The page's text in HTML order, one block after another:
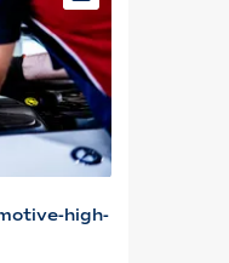
high-